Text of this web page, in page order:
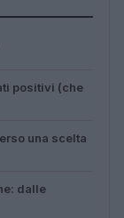
positivi (che
una scelta
dalle